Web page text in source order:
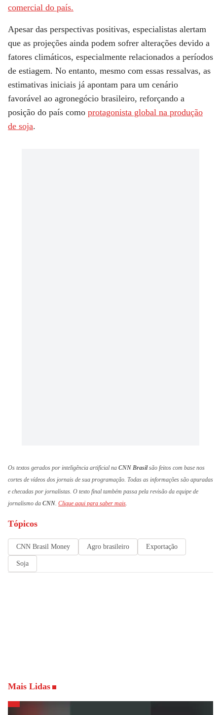
comercial do país.
Apesar das perspectivas positivas, especialistas alertam
que as projeções ainda podem sofrer alterações devido a
fatores climáticos, especialmente relacionados a períodos
de estiagem. No entanto, mesmo com essas ressalvas, as
estimativas iniciais já apontam para um cenário
favorável ao agronegócio brasileiro, reforçando a
posição do país como protagonista global na produção
de soja.
Os textos gerados por inteligência artificial na CNN Brasilsão feitos com base nos
cortes de vídeos dos jornais de sua programação. Todas as informações são apuradas
e checadas por jornalistas. O texto final também passa pela revisão da equipe de
jornalismo da CNN. Clique aqui para saber mais.
Tópicos
CNN Brasil Money Agro brasileiro Exportação
Soja
Mais Lidas